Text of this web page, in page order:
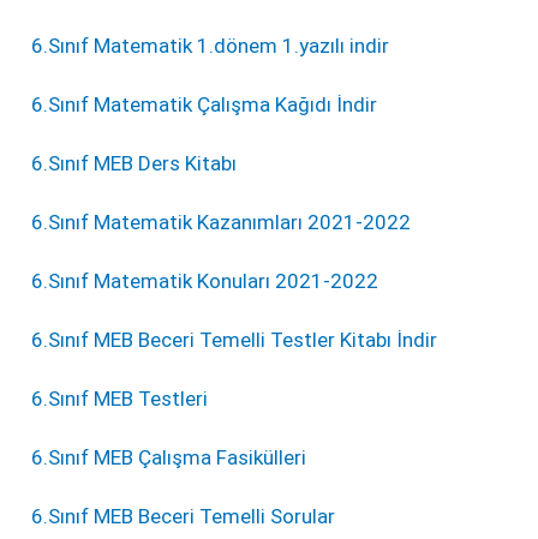
6.Sınıf Matematik 1.dönem 1.yazılı indir
6.Sınıf Matematik Çalışma Kağıdı İndir
6.Sınıf MEB Ders Kitabı
6.Sınıf Matematik Kazanımları 2021-2022
6.Sınıf Matematik Konuları 2021-2022
6.Sınıf MEB Beceri Temelli Testler Kitabı İndir
6.Sınıf MEB Testleri
6.Sınıf MEB Çalışma Fasikülleri
6.Sınıf MEB Beceri Temelli Sorular